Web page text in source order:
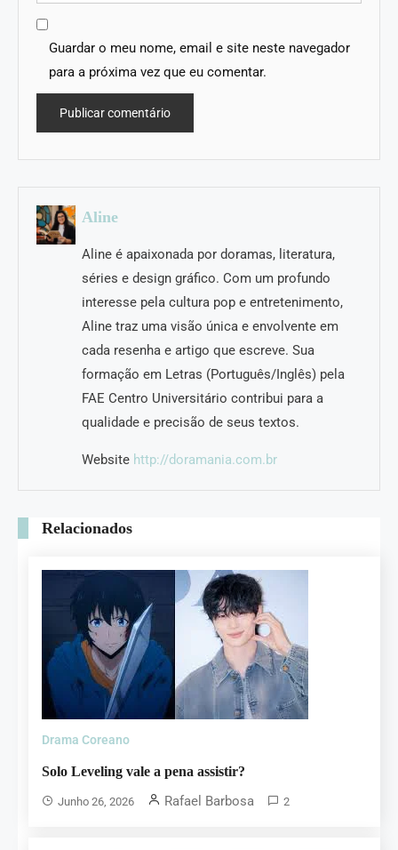
Guardar o meu nome, email e site neste navegador
para a próxima vez que eu comentar.
Aline
Aline é apaixonada por doramas, literatura,
séries e design gráfico. Com um profundo
interesse pela cultura pop e entretenimento,
Aline traz uma visão única e envolvente em
cada resenha e artigo que escreve. Sua
formação em Letras (Português/Inglês) pela
FAE Centro Universitário contribui para a
qualidade e precisão de seus textos.
Website http://doramania.com.br
Relacionados
Drama Coreano
Solo Leveling vale a pena assistir?
Junho 26, 2026 Rafael Barbosa 2